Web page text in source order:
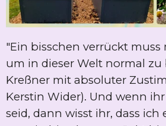
"Ein bisschen verrückt muss
um in dieser Welt normal zu
Kreßner mit absoluter
Kerstin Wider). Und wenn
seid, dann wisst ihr, dass ich